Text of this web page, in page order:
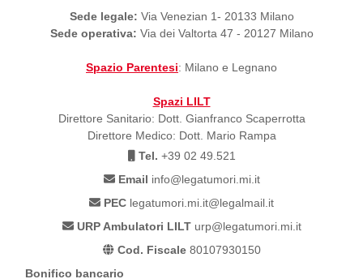
Sede legale: Via Venezian 1- 20133 Milano
Sede operativa: Via dei Valtorta 47 - 20127 Milano
Spazio Parentesi: Milano e Legnano
Spazi LILT
Direttore Sanitario: Dott. Gianfranco Scaperrotta
Direttore Medico: Dott. Mario Rampa
Tel. +39 02 49.521
Email info@legatumori.mi.it
PEC legatumori.mi.it@legalmail.it
URP Ambulatori LILTurp@legatumori.mi.it
Cod. Fiscale80107930150
Bonifico bancario